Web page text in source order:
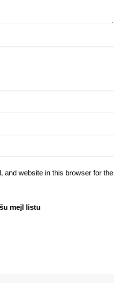
and website in this browser for the
mejl listu